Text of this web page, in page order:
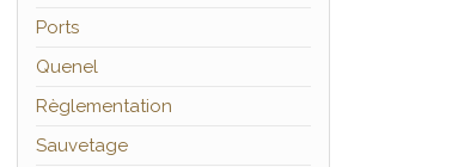
Ports
Quenel
Règlementation
Sauvetage